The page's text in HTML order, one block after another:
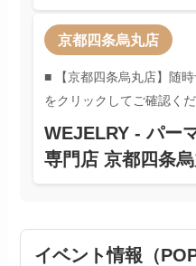
京都四条烏丸店
■ 【京都四条烏丸店】随
をクリックしてご確認く
WEJELRY - パー
専門店 京都四条
イベント情報（